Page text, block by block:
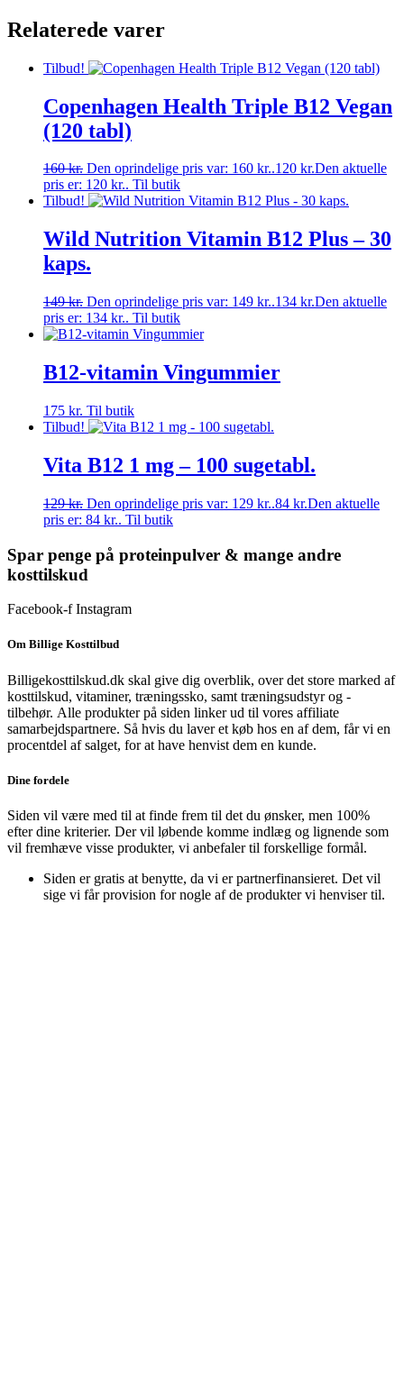
Relaterede varer
Tilbud!
Copenhagen Health Triple B12 Vegan
(120 tabl)
160kr. Den oprindelige pris var: 160 kr..120 kr.Den aktuelle
pris er: 120 kr.. Til butik
Tilbud!
Wild Nutrition Vitamin B12 Plus – 30
kaps.
149kr. Den oprindelige pris var: 149 kr..134 kr.Den aktuelle
pris er: 134 kr.. Til butik
B12-vitamin Vingummier
175 kr. Til butik
Tilbud!
Vita B12 1 mg – 100 sugetabl.
129kr. Den oprindelige pris var: 129 kr..84 kr.Den aktuelle
pris er: 84 kr.. Til butik
Spar penge på proteinpulver & mange andre
kosttilskud
Facebook-f Instagram
Om Billige Kosttilbud
Billigekosttilskud.dk skal give dig overblik, over det store marked af
kosttilskud, vitaminer, træningssko, samt træningsudstyr og -
tilbehør. Alle produkter på siden linker ud til vores affiliate
samarbejdspartnere. Så hvis du laver et køb hos en af dem, får vi en
procentdel af salget, for at have henvist dem en kunde.
Dine fordele
Siden vil være med til at finde frem til det du ønsker, men 100%
efter dine kriterier. Der vil løbende komme indlæg og lignende som
vil fremhæve visse produkter, vi anbefaler til forskellige formål.
Siden er gratis at benytte, da vi er partnerfinansieret. Det vil
sige vi får provision for nogle af de produkter vi henviser til.